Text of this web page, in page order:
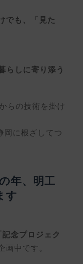
でも、「見た
らしに寄り添う
らの技術を掛け
岡に根ざしてつ
年、明工
す
記念プロジェク
画中です。